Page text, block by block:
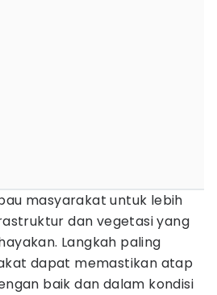
masyarakat untuk lebih
dan vegetasi yang
Langkah paling
dapat memastikan atap
baik dan dalam kondisi